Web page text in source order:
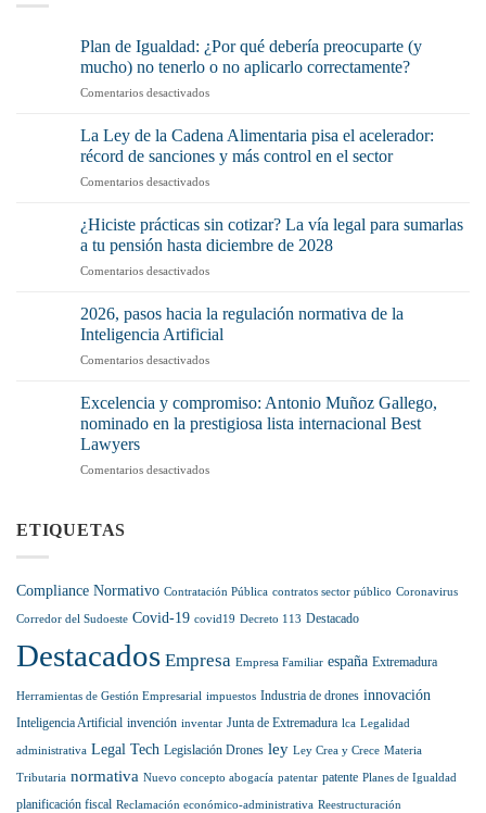
Plan de Igualdad: ¿Por qué debería preocuparte (y
mucho) no tenerlo o no aplicarlo correctamente?
Comentarios desactivadosen
Igualdad:
¿Por
qué
preocuparte
(y
no
o
no
correctamente?
La Ley de la Cadena Alimentaria pisa el acelerador:
récord de sanciones y más control en el sector
Comentarios desactivadosen
Ley
la
Cadena
pisa
el
récord
sanciones
y
en
¿Hiciste prácticas sin cotizar? La vía legal para sumarlas
a tu pensión hasta diciembre de 2028
Comentarios desactivadosen
prácticas
cotizar?
La
legal
para
sumarlas
tu
2026, pasos hacia la regulación normativa de la
Inteligencia Artificial
Comentarios desactivadosen
la
normativa
Excelencia y compromiso: Antonio Muñoz Gallego,
nominado en la prestigiosa lista internacional Best
Lawyers
Comentarios desactivadosen
nominado
en
internacional
Lawyers
ETIQUETAS
Compliance Normativo Contratación Pública contratos sector público Coronavirus
Corredor del Sudoeste Covid-19 covid19 Decreto 113 Destacado
Destacados Empresa Empresa Familiar españa Extremadura
Herramientas de Gestión Empresarial impuestos Industria de drones innovación
Inteligencia Artificial invención inventar Junta de Extremadura lca Legalidad
administrativa Legal Tech Legislación Drones ley Ley Crea y Crece Materia
Tributaria normativa Nuevo concepto abogacía patentar patente Planes de Igualdad
planificación fiscal Reclamación económico-administrativa Reestructuración